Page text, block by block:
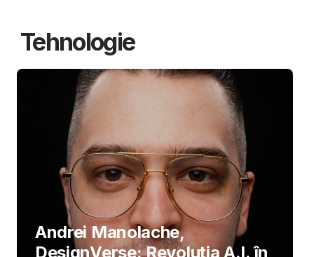
Tehnologie
Andrei Manolache,
DesignVerse: Revoluția A.I. în